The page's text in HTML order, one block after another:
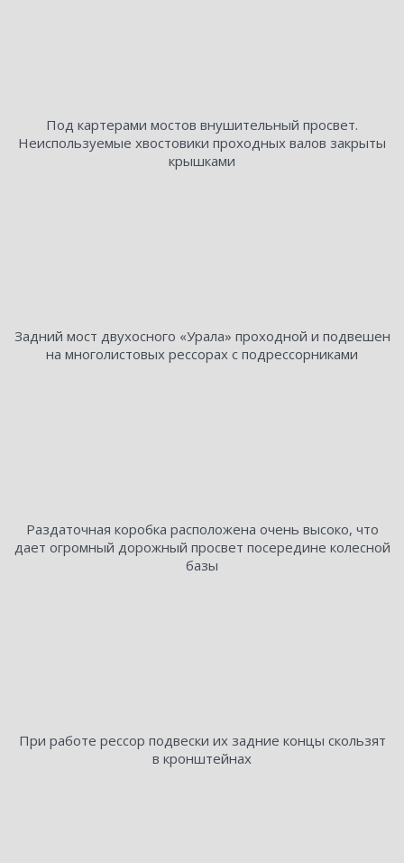
Под картерами мостов внушительный просвет.
Неиспользуемые хвостовики проходных валов закрыты
крышками
Задний мост двухосного «Урала» проходной и подвешен
на многолистовых рессорах с подрессорниками
Раздаточная коробка расположена очень высоко, что
дает огромный дорожный просвет посередине колесной
базы
При работе рессор подвески их задние концы скользят
в кронштейнах